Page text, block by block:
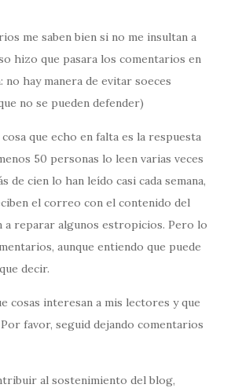
me saben bien si no me insultan a
hizo que pasara los comentarios en
no hay manera de evitar soeces
no se pueden defender)
que echo en falta es la respuesta
50 personas lo leen varias veces
de cien lo han leído casi cada semana,
el correo con el contenido del
a reparar algunos estropicios. Pero lo
aunque entiendo que puede
decir.
cosas interesan a mis lectores y que
favor, seguid dejando comentarios
al sostenimiento del blog,